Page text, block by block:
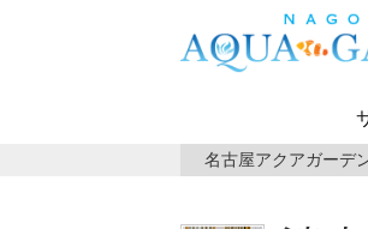
名古屋アクアガーデ